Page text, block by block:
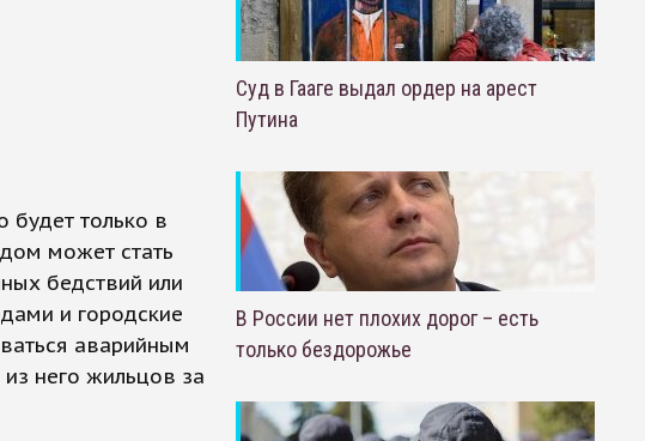
только в
может стать
бедствий или
и городские
аварийным
него жильцов за
Суд в Гааге выдал ордер на арест
Путина
В России нет плохих дорог – есть
только бездорожье